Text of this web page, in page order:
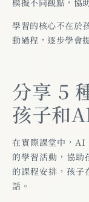
學習的核心不在於
動過程，逐步學會
分享 5
孩子和
在實際課堂中，AI
的學習活動，協
的課程安排，孩
話。